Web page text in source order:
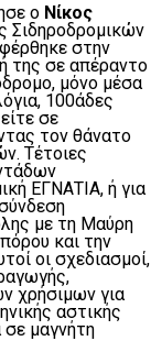
ο Νίκος
Σιδηροδρομικών
στην
της σε απέραντο
μόνο μέσα
100άδες
σε
τον θάνατο
Τέτοιες
ΕΓΝΑΤΙΑ, ή για
με τη Μαύρη
και την
οι σχεδιασμοί,
χρήσιμων για
αστικής
σε μαγνήτη